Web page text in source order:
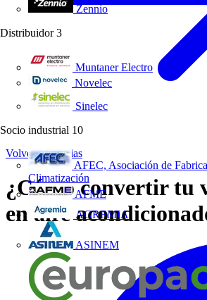
Zennio
Distribuidor 3
Muntaner Electro
Novelec
Sinelec
Socio industrial 10
AFEC, Asociación de
Climatización
AFME
AGREMIA
ASINEM
Volver a Noticias
¿Cómo convertir tu
en aire